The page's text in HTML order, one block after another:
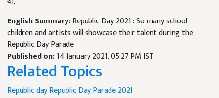
English Summary:Republic Day 2021 : So many school
children and artists will showcase their talent during the
Republic Day Parade
Published on:14 January 2021, 05:27 PM IST
Related Topics
Republic dayRepublic Day Parade 2021